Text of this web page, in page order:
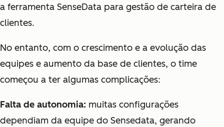
a ferramenta SenseData para gestão de carteira de
clientes.
No entanto, com o crescimento e a evolução das
equipes e aumento da base de clientes, o time
começou a ter algumas complicações:
Falta de autonomia: muitas configurações
dependiam da equipe do Sensedata, gerando